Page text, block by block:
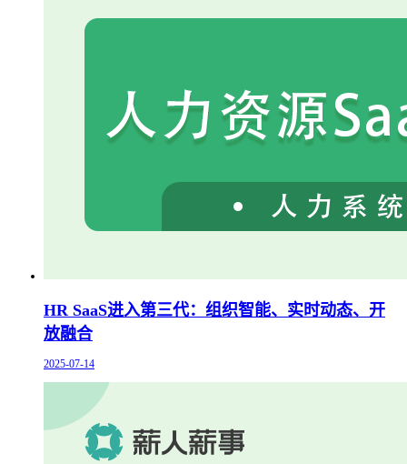
HR SaaS进入第三代：组织智能、实时动态、开
放融合
2025-07-14